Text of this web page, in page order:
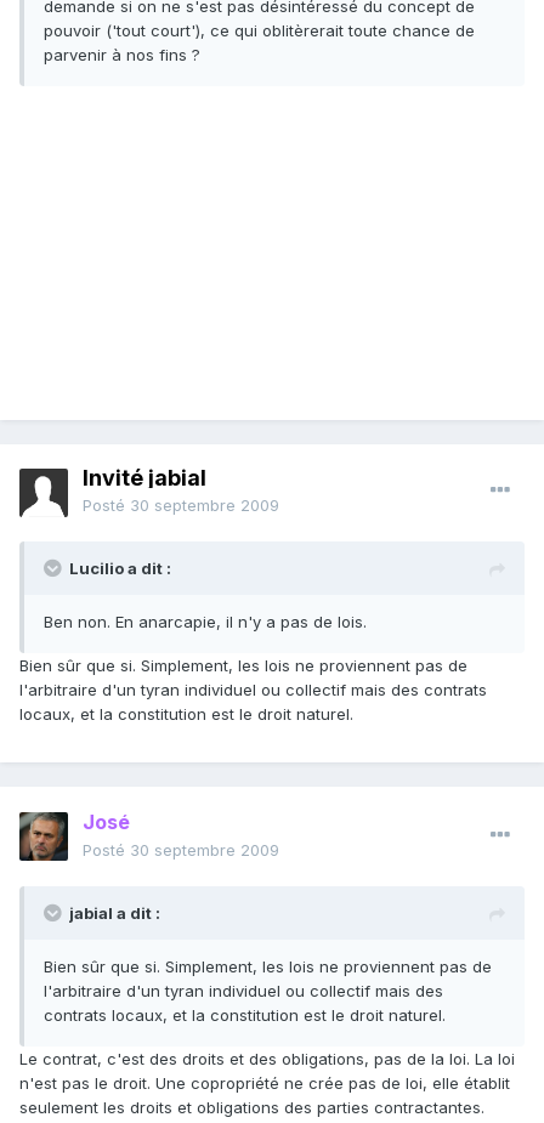
demande si on ne s'est pas désintéressé du concept de
pouvoir ('tout court'), ce qui oblitèrerait toute chance de
parvenir à nos fins ?
Invité jabial
Posté 30 septembre 2009
Lucilio a dit :
Ben non. En anarcapie, il n'y a pas de lois.
Bien sûr que si. Simplement, les lois ne proviennent pas de
l'arbitraire d'un tyran individuel ou collectif mais des contrats
locaux, et la constitution est le droit naturel.
José
Posté 30 septembre 2009
jabial a dit :
Bien sûr que si. Simplement, les lois ne proviennent pas de
l'arbitraire d'un tyran individuel ou collectif mais des
contrats locaux, et la constitution est le droit naturel.
Le contrat, c'est des droits et des obligations, pas de la loi. La loi
n'est pas le droit. Une copropriété ne crée pas de loi, elle établit
seulement les droits et obligations des parties contractantes.